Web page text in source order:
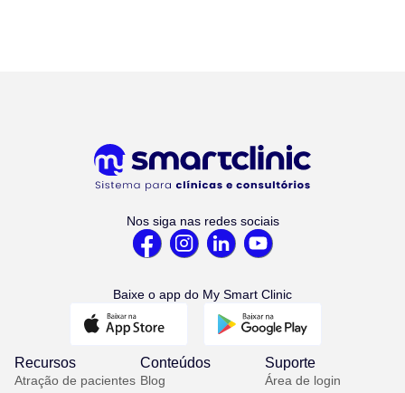
Nos siga nas redes sociais
Baixe o app do My Smart Clinic
Recursos
Atração de pacientes
Conteúdos
Blog
Suporte
Área de login